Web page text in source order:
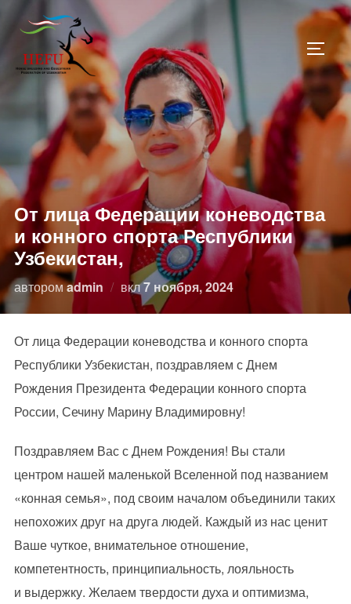
Перейти
содержимому
От лица Федерации коневодства
и конного спорта Республики
Узбекистан,
авторомadmin вклОпубликовано
7 ноября, 2024
От лица Федерации коневодства и конного спорта
Республики Узбекистан, поздравляем с Днем
Рождения Президента Федерации конного спорта
России, Сечину Марину Владимировну!
Поздравляем Вас с Днем Рождения! Вы стали
центром нашей маленькой Вселенной под названием
«конная семья», под своим началом объединили таких
непохожих друг на друга людей. Каждый из нас ценит
Ваше чуткое, внимательное отношение,
компетентность, принципиальность, лояльность
и выдержку. Желаем твердости духа и оптимизма,